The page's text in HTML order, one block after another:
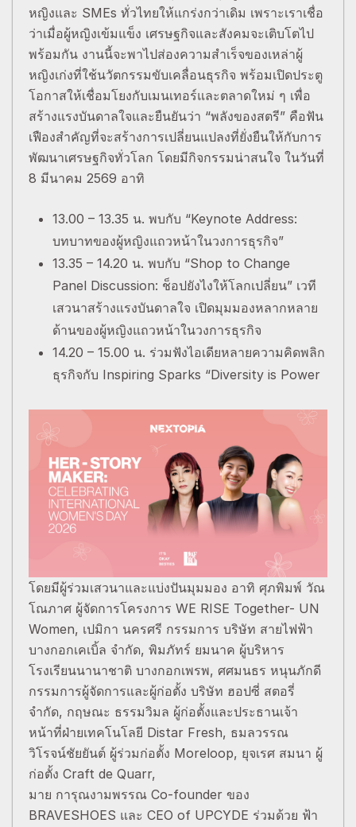
หญิงและ SMEs ทั่วไทยให้แกร่งกว่าเดิม เพราะเราเชื่อ
ว่าเมื่อผู้หญิงเข้มแข็ง เศรษฐกิจและสังคมจะเติบโตไป
พร้อมกัน งานนี้จะพาไปส่องความสำเร็จของเหล่าผู้
หญิงเก่งที่ใช้นวัตกรรมขับเคลื่อนธุรกิจ พร้อมเปิดประตู
โอกาสให้เชื่อมโยงกับเมนเทอร์และตลาดใหม่ ๆ เพื่อ
สร้างแรงบันดาลใจและยืนยันว่า “พลังของสตรี” คือฟัน
เฟืองสำคัญที่จะสร้างการเปลี่ยนแปลงที่ยั่งยืนให้กับการ
พัฒนาเศรษฐกิจทั่วโลก โดยมีกิจกรรมน่าสนใจ ในวันที่
8 มีนาคม 2569 อาทิ
13.00 – 13.35 น. พบกับ “Keynote Address:
บทบาทของผู้หญิงแถวหน้าในวงการธุรกิจ”
13.35 – 14.20 น. พบกับ “Shop to Change
Panel Discussion: ช็อปยังไงให้โลกเปลี่ยน” เวที
เสวนาสร้างแรงบันดาลใจ เปิดมุมมองหลากหลาย
ด้านของผู้หญิงแถวหน้าในวงการธุรกิจ
14.20 – 15.00 น. ร่วมฟังไอเดียหลายความคิดพลิก
ธุรกิจกับ Inspiring Sparks “Diversity is Power
โดยมีผู้ร่วมเสวนาและแบ่งปันมุมมอง อาทิ ศุภพิมพ์ วัณ
โณภาศ ผู้จัดการโครงการ WE RISE Together- UN
Women, เปมิกา นครศรี กรรมการ บริษัท สายไฟฟ้า
บางกอกเคเบิ้ล จำกัด, พิมภัทร์ ยมนาค ผู้บริหาร
โรงเรียนนานาชาติ บางกอกเพรพ, ศศมนธร หนุนภักดี
กรรมการผู้จัดการและผู้ก่อตั้ง บริษัท ฮอปซี่ สตอรี่
จำกัด, กฤษณะ ธรรมวิมล ผู้ก่อตั้งและประธานเจ้า
หน้าที่ฝ่ายเทคโนโลยี Distar Fresh, ธมลวรรณ
วิโรจน์ชัยยันต์ ผู้ร่วมก่อตั้ง Moreloop, ยุจเรศ สมนา ผู้
ก่อตั้ง Craft de Quarr,
มาย การุณงามพรรณ Co-founder ของ
BRAVESHOES และ CEO of UPCYDE ร่วมด้วย ฟ้า